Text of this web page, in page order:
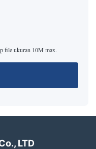
file ukuran 10M max.
LTD